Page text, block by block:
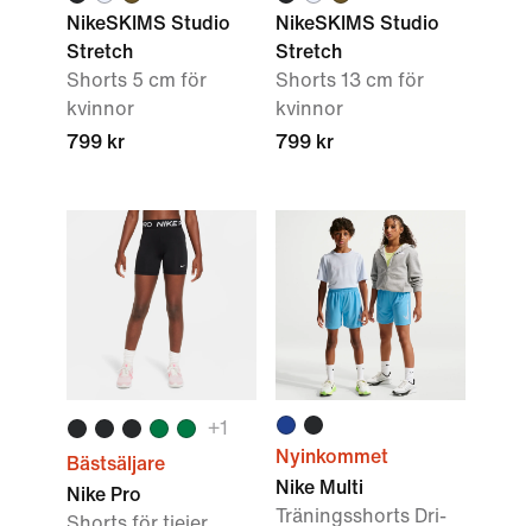
NikeSKIMS Studio
Stretch
Shorts 5 cm för
kvinnor
799 kr
NikeSKIMS Studio
Stretch
Shorts 13 cm för
kvinnor
799 kr
+1
Bästsäljare
Nike Pro
Nyinkommet
Nike Multi
Träningsshorts Dri-